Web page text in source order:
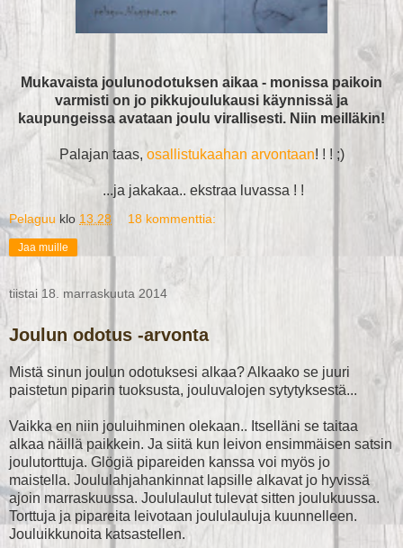
Mukavaista joulunodotuksen aikaa - monissa paikoin
varmisti on jo pikkujoulukausi käynnissä ja
kaupungeissa avataan joulu virallisesti. Niin meilläkin!
Palajan taas, osallistukaahan arvontaan! ! ! ;)
...ja jakakaa.. ekstraa luvassa ! !
Pelaguu klo 13.28 18 kommenttia:
Jaa muille
tiistai 18. marraskuuta 2014
Joulun odotus -arvonta
Mistä sinun joulun odotuksesi alkaa? Alkaako se juuri
paistetun piparin tuoksusta, jouluvalojen sytytyksestä...
Vaikka en niin jouluihminen olekaan.. Itselläni se taitaa
alkaa näillä paikkein. Ja siitä kun leivon ensimmäisen satsin
joulutorttuja. Glögiä pipareiden kanssa voi myös jo
maistella. Joululahjahankinnat lapsille alkavat jo hyvissä
ajoin marraskuussa. Joululaulut tulevat sitten joulukuussa.
Torttuja ja pipareita leivotaan joululauluja kuunnelleen.
Jouluikkunoita katsastellen.